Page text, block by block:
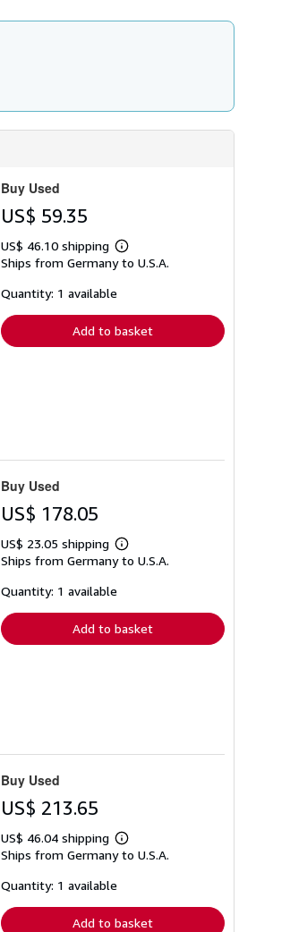
Buy Used
US$ 59.35
US$ 46.10 shipping
Learn
more
Ships from Germany to U.S.A.
Quantity: 1 available
Add to basket
Buy Used
US$ 178.05
US$ 23.05 shipping
Learn
more
Ships from Germany to U.S.A.
Quantity: 1 available
Add to basket
Buy Used
US$ 213.65
US$ 46.04 shipping
Learn
more
Ships from Germany to U.S.A.
Quantity: 1 available
Add to basket